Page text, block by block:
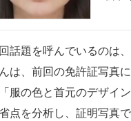
話題を呼んでいるのは
は、前回の免許証写真
服の色と首元のデザイ
点を分析し、証明写真